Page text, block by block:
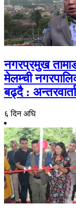
नगरप्रमुख
मेलम्ची
बढ्दै :
६ दिन अघि